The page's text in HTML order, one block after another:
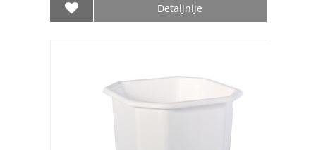
Detaljnije